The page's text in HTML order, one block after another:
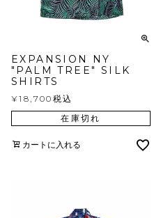
EXPANSION NY
"PALM TREE" SILK
SHIRTS
¥18,700 税込
在庫切れ
カートに入れる